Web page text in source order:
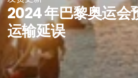
2024 年巴黎奥运会
运输延误